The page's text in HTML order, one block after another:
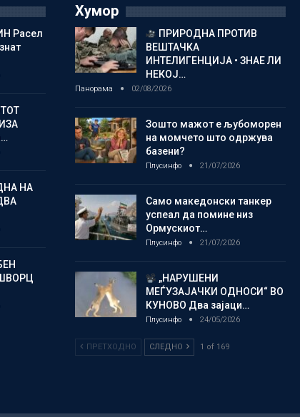
Расел
НА
Хумор
ПРИРОДНА ПРОТИВ
ВЕШТАЧКА
ИНТЕЛИГЕНЦИЈА • ЗНАЕ ЛИ
НЕКОЈ…
Панорама 02/08/2026
Зошто мажот е љубоморен
на момчето што одржува
базени?
Плусинфо 21/07/2026
Само македонски танкер
успеал да помине низ
Ормускиот…
Плусинфо 21/07/2026
„НАРУШЕНИ
МЕЃУЗАЈАЧКИ ОДНОСИ“ ВО
КУНОВО Два зајаци…
Плусинфо 24/05/2026
ПРЕТХОДНО СЛЕДНО 1 of 169